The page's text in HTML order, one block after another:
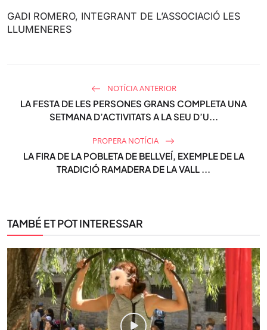
GADI ROMERO, INTEGRANT DE L’ASSOCIACIÓ LES
LLUMENERES
NOTÍCIA ANTERIOR
LA FESTA DE LES PERSONES GRANS COMPLETA UNA
SETMANA D’ACTIVITATS A LA SEU D’U...
PROPERA NOTÍCIA
LA FIRA DE LA POBLETA DE BELLVEÍ, EXEMPLE DE LA
TRADICIÓ RAMADERA DE LA VALL ...
TAMBÉ ET POT INTERESSAR